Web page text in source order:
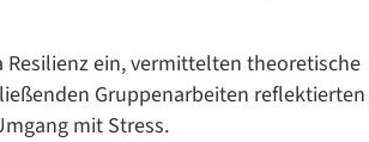
ein, vermittelten theoretische
Gruppenarbeiten
mit Stress.